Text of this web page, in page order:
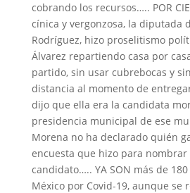
cobrando los recursos….. POR
cínica y vergonzosa, la diputada
Rodríguez, hizo proselitismo
Álvarez repartiendo casa por
partido, sin usar cubrebocas y
distancia al momento de
dijo que ella era la candidata
presidencia municipal de ese
Morena no ha declarado quién
encuesta que hizo para
candidato….. YA SON más de
México por Covid-19, aunque se